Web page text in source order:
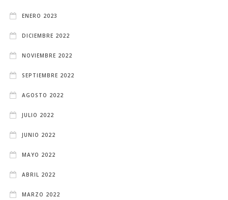
ENERO 2023
DICIEMBRE 2022
NOVIEMBRE 2022
SEPTIEMBRE 2022
AGOSTO 2022
JULIO 2022
JUNIO 2022
MAYO 2022
ABRIL 2022
MARZO 2022